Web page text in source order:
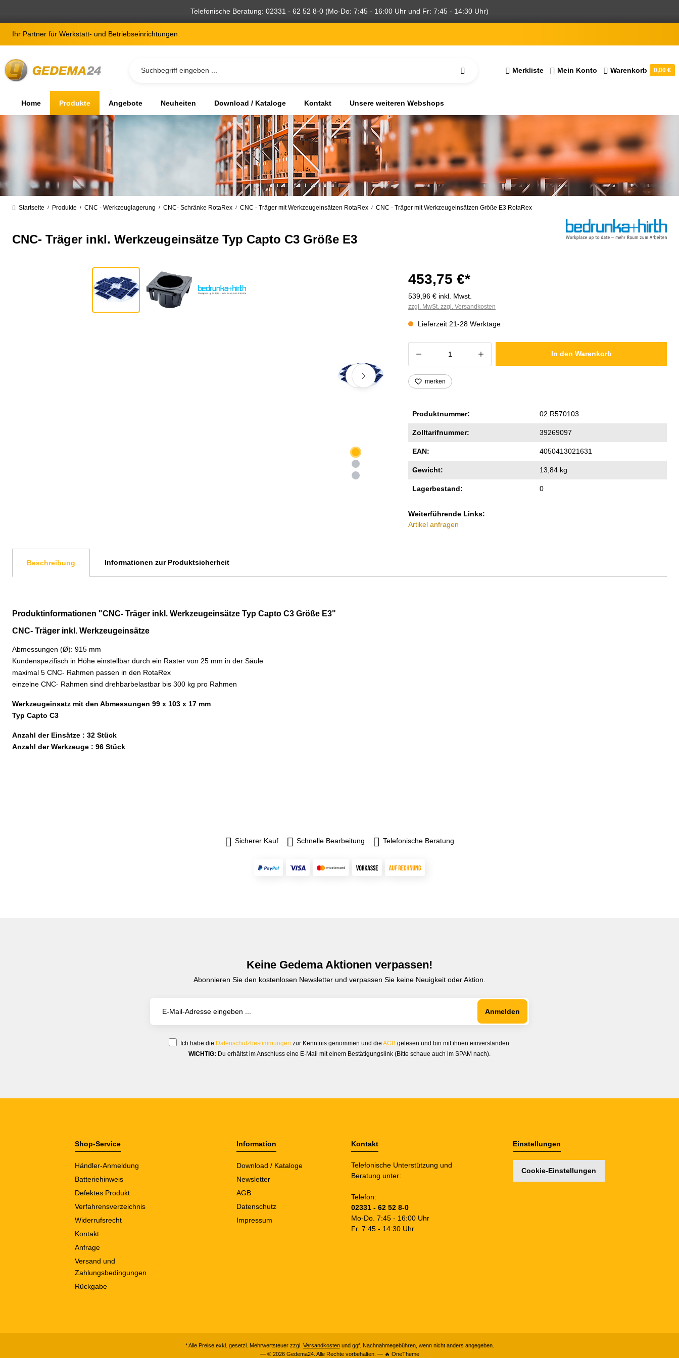
Telefonische Beratung: 02331 - 62 52 8-0 (Mo-Do: 7:45 - 16:00 Uhr und Fr: 7:45 - 14:30 Uhr)
Ihr Partner für Werkstatt- und Betriebseinrichtungen
Merkliste Mein Konto Warenkorb 0,00 €
Home Produkte Angebote Neuheiten Download / Kataloge Kontakt Unsere weiteren Webshops
Startseite / Produkte / CNC - Werkzeuglagerung / CNC- Schränke RotaRex / CNC - Träger mit Werkzeugeinsätzen RotaRex / CNC - Träger mit Werkzeugeinsätzen Größe E3 RotaRex
CNC- Träger inkl. Werkzeugeinsätze Typ Capto C3 Größe E3
Bildergalerie überspringen 453,75 €*
539,96 € inkl. Mwst.
zzgl. MwSt. zzgl. Versandkosten
Lieferzeit 21-28 Werktage
Produkt Anzahl: Gib den gewünschten Wert
In den Warenkorb
merken
Produktnummer: 02.R570103
Zolltarifnummer: 39269097
EAN: 4050413021631
Gewicht: 13,84 kg
Lagerbestand: 0
Weiterführende Links:
Artikel anfragen
Beschreibung Informationen zur Produktsicherheit
Produktinformationen "CNC- Träger inkl. Werkzeugeinsätze Typ Capto C3 Größe E3"
CNC- Träger inkl. Werkzeugeinsätze
Abmessungen (Ø): 915 mm
Kundenspezifisch in Höhe einstellbar durch ein Raster von 25 mm in der Säule
maximal 5 CNC- Rahmen passen in den RotaRex
einzelne CNC- Rahmen sind drehbarbelastbar bis 300 kg pro Rahmen
Werkzeugeinsatz mit den Abmessungen 99 x 103 x 17 mm
Typ Capto C3
Anzahl der Einsätze : 32 Stück
Anzahl der Werkzeuge : 96 Stück
Sicherer Kauf Schnelle Bearbeitung Telefonische Beratung
Keine Gedema Aktionen verpassen!
Abonnieren Sie den kostenlosen Newsletter und verpassen Sie keine Neuigkeit oder Aktion.
Ich habe die Datenschutzbestimmungen zur Kenntnis genommen und die AGBgelesen und bin mit ihnen einverstanden.
WICHTIG: Du erhältst im Anschluss eine E-Mail mit einem Bestätigungslink (Bitte schaue auch im SPAM nach).
Shop-Service
Händler-Anmeldung
Batteriehinweis
Defektes Produkt
Verfahrensverzeichnis
Widerrufsrecht
Kontakt
Anfrage
Versand und
Zahlungsbedingungen
Rückgabe
Information
Download / Kataloge
Newsletter
AGB
Datenschutz
Impressum
Kontakt
Telefonische Unterstützung und
Beratung unter:
Telefon:
02331 - 62 52 8-0
Mo-Do. 7:45 - 16:00 Uhr
Fr. 7:45 - 14:30 Uhr
Einstellungen
Cookie-Einstellungen
* Alle Preise exkl. gesetzl. Mehrwertsteuer zzgl. Versandkostenund ggf. Nachnahmegebühren, wenn nicht anders angegeben.
— © 2026 Gedema24. Alle Rechte vorbehalten. — 🔥 OneTheme